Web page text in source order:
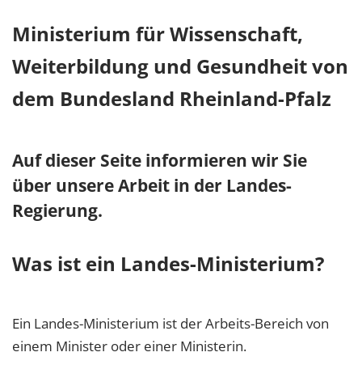
Ministerium für Wissenschaft,
Weiterbildung und Gesundheit von
dem Bundesland Rheinland-Pfalz
Auf dieser Seite informieren wir Sie
über unsere Arbeit in der Landes-
Regierung.
Was ist ein Landes-Ministerium?
Ein Landes-Ministerium ist der Arbeits-Bereich von
einem Minister oder einer Ministerin.